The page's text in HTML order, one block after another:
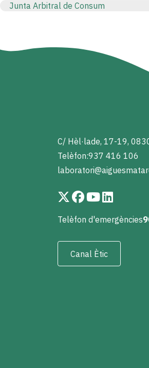
Junta Arbitral de Consum
C/ Hèl·lade, 17-19,
Telèfon:937 416 106
Telèfon d'emergències
Canal Ètic